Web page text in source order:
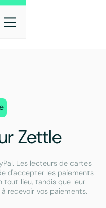
Zettle
Les lecteurs de cartes
d'accepter les paiements
lieu, tandis que leur
recevoir vos paiements.